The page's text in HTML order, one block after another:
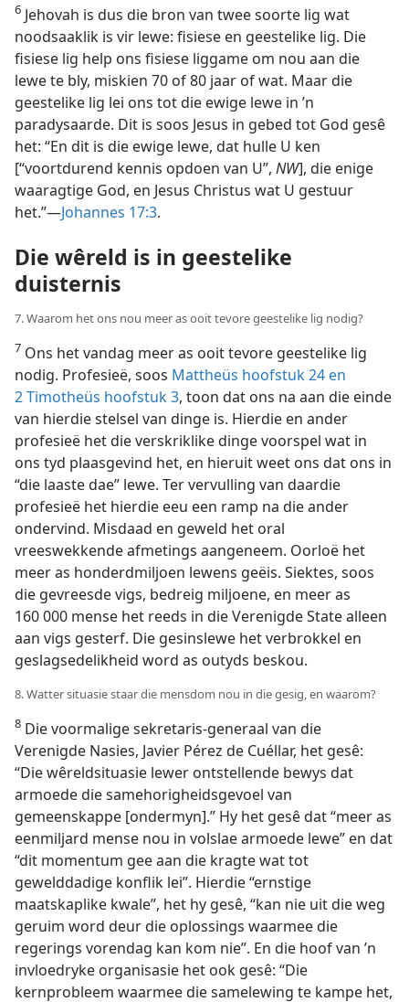
6 Jehovah is dus die bron van twee soorte lig wat
noodsaaklik is vir lewe: fisiese en geestelike lig. Die
fisiese lig help ons fisiese liggame om nou aan die
lewe te bly, miskien 70 of 80 jaar of wat. Maar die
geestelike lig lei ons tot die ewige lewe in ’n
paradysaarde. Dit is soos Jesus in gebed tot God gesê
het: “En dit is die ewige lewe, dat hulle U ken
[“voortdurend kennis opdoen van U”, NW], die enige
waaragtige God, en Jesus Christus wat U gestuur
het.”—Johannes 17:3.
Die wêreld is in geestelike
duisternis
7. Waarom het ons nou meer as ooit tevore geestelike lig nodig?
7 Ons het vandag meer as ooit tevore geestelike lig
nodig. Profesieë, soos Mattheüs hoofstuk 24 en
2 Timotheüs hoofstuk 3, toon dat ons na aan die einde
van hierdie stelsel van dinge is. Hierdie en ander
profesieë het die verskriklike dinge voorspel wat in
ons tyd plaasgevind het, en hieruit weet ons dat ons in
“die laaste dae” lewe. Ter vervulling van daardie
profesieë het hierdie eeu een ramp na die ander
ondervind. Misdaad en geweld het oral
vreeswekkende afmetings aangeneem. Oorloë het
meer as honderdmiljoen lewens geëis. Siektes, soos
die gevreesde vigs, bedreig miljoene, en meer as
160 000 mense het reeds in die Verenigde State alleen
aan vigs gesterf. Die gesinslewe het verbrokkel en
geslagsedelikheid word as outyds beskou.
8. Watter situasie staar die mensdom nou in die gesig, en waarom?
8 Die voormalige sekretaris-generaal van die
Verenigde Nasies, Javier Pérez de Cuéllar, het gesê:
“Die wêreldsituasie lewer ontstellende bewys dat
armoede die samehorigheidsgevoel van
gemeenskappe [ondermyn].” Hy het gesê dat “meer as
eenmiljard mense nou in volslae armoede lewe” en dat
“dit momentum gee aan die kragte wat tot
gewelddadige konflik lei”. Hierdie “ernstige
maatskaplike kwale”, het hy gesê, “kan nie uit die weg
geruim word deur die oplossings waarmee die
regerings vorendag kan kom nie”. En die hoof van ’n
invloedryke organisasie het ook gesê: “Die
kernprobleem waarmee die samelewing te kampe het,